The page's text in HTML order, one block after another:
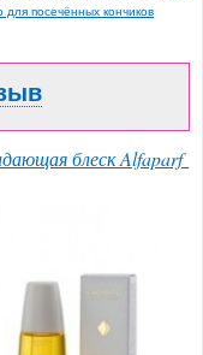
посечённых кончиков
блеск Alfaparf